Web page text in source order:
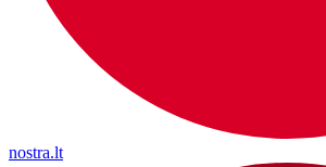
nostra.lt